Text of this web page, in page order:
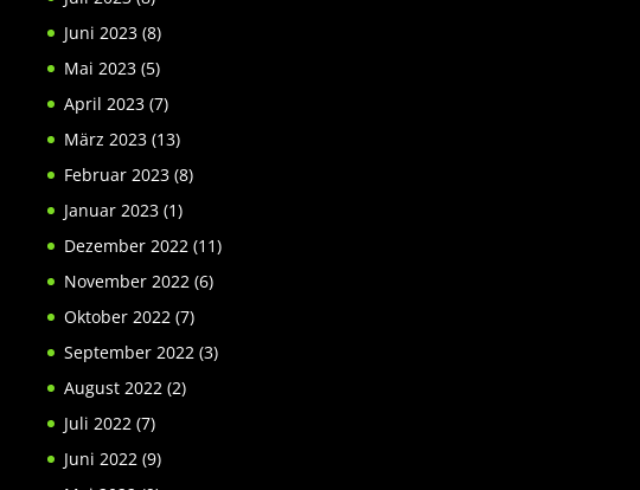
Juni 2023(8)
Mai 2023(5)
April 2023(7)
März 2023(13)
Februar 2023(8)
Januar 2023(1)
Dezember 2022 (11)
November 2022 (6)
Oktober 2022 (7)
September 2022 (3)
August 2022 (2)
Juli 2022 (7)
Juni 2022 (9)